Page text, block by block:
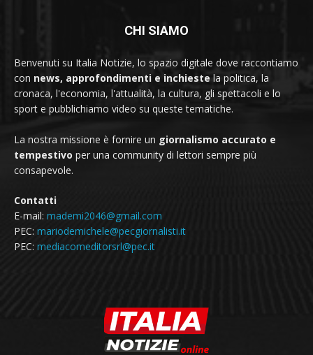
CHI SIAMO
Benvenuti su Italia Notizie, lo spazio digitale dove raccontiamo
con news, approfondimenti e inchieste la politica, la
cronaca, l'economia, l'attualità, la cultura, gli spettacoli e lo
sport e pubblichiamo video su queste tematiche.
La nostra missione è fornire un giornalismo accurato e
tempestivo per una community di lettori sempre più
consapevole.
Contatti
E-mail: mademi2046@gmail.com
PEC: mariodemichele@pecgiornalisti.it
PEC: mediacomeditorsrl@pec.it